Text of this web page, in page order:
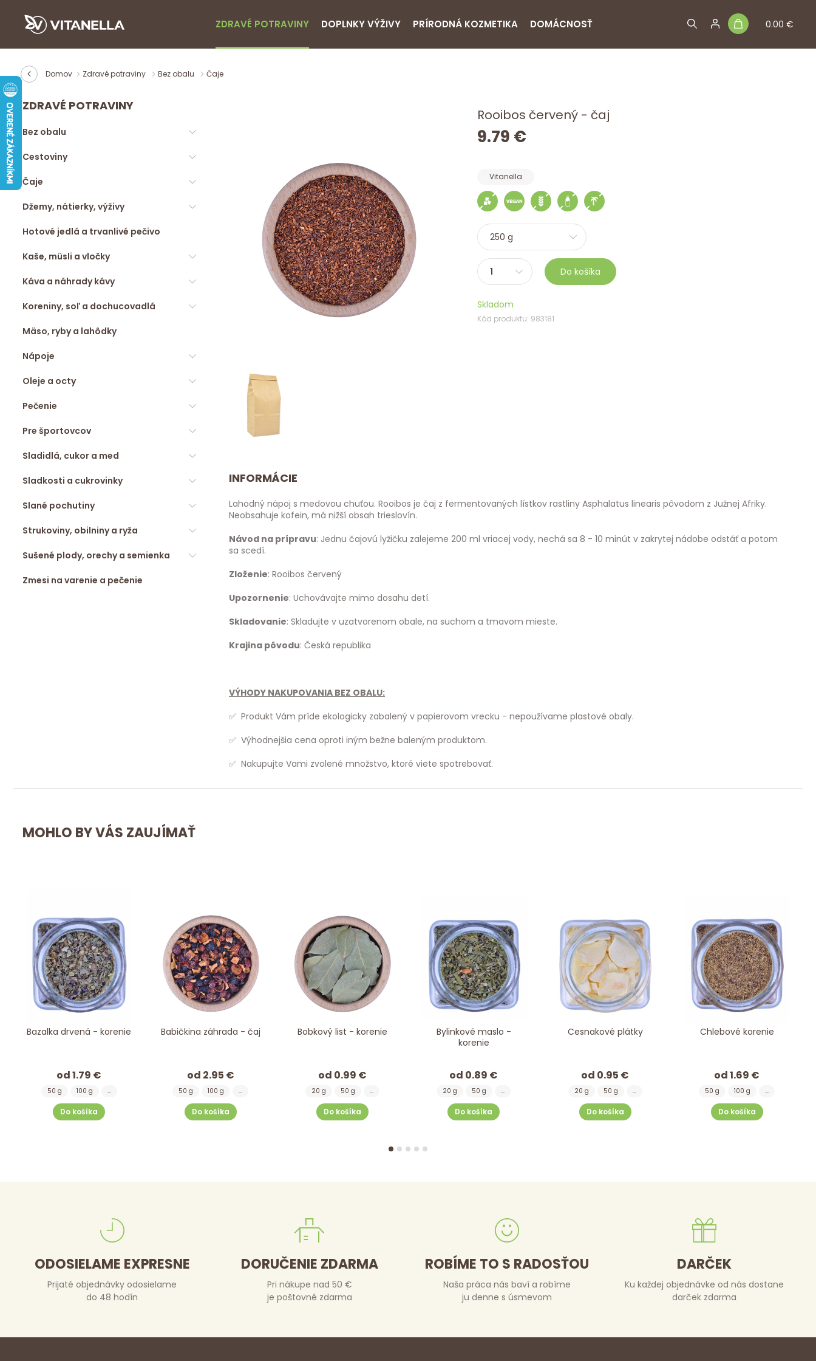
0.00 €
ZDRAVÉ POTRAVINY DOPLNKY VÝŽIVY PRÍRODNÁ KOZMETIKA DOMÁCNOSŤ
Domov Zdravé potraviny Bez obalu Čaje
ZDRAVÉ POTRAVINY
Bez obalu
Cestoviny
Čaje
Džemy, nátierky, výživy
Hotové jedlá a trvanlivé pečivo
Kaše, müsli a vločky
Káva a náhrady kávy
Koreniny, soľ a dochucovadlá
Mäso, ryby a lahôdky
Nápoje
Oleje a octy
Pečenie
Pre športovcov
Sladidlá, cukor a med
Sladkosti a cukrovinky
Slané pochutiny
Strukoviny, obilniny a ryža
Sušené plody, orechy a semienka
Zmesi na varenie a pečenie
Rooibos červený - čaj
9.79 €
Vitanella
Do košíka
Skladom
Kód produktu: 983181
INFORMÁCIE
Lahodný nápoj s medovou chuťou. Rooibos je čaj z fermentovaných lístkov rastliny Asphalatus linearis pôvodom z Južnej Afriky.
Neobsahuje kofein, má nižší obsah trieslovín.
Návod na prípravu: Jednu čajovú lyžičku zalejeme 200 ml vriacej vody, nechá sa 8 - 10 minút v zakrytej nádobe odstáť a potom
sa scedí.
Zloženie: Rooibos červený
Upozornenie: Uchovávajte mimo dosahu detí.
Skladovanie: Skladujte v uzatvorenom obale, na suchom a tmavom mieste.
Krajina pôvodu: Česká republika
VÝHODY NAKUPOVANIA BEZ OBALU:
✅ Produkt Vám príde ekologicky zabalený v papierovom vrecku - nepoužívame plastové obaly.
✅ Výhodnejšia cena oproti iným bežne baleným produktom.
✅ Nakupujte Vami zvolené množstvo, ktoré viete spotrebovať.
MOHLO BY VÁS ZAUJÍMAŤ
Bazalka drvená - korenie
od 1.79 €
50 g 100 g ...
Do košíka
Babičkina záhrada - čaj
od 2.95 €
50 g 100 g ...
Do košíka
Bobkový list - korenie
od 0.99 €
20 g 50 g ...
Do košíka
Bylinkové maslo -
korenie
od 0.89 €
20 g 50 g ...
Do košíka
Cesnakové plátky
od 0.95 €
20 g 50 g ...
Do košíka
Chlebové korenie
od 1.69 €
50 g 100 g ...
Do košíka
ODOSIELAME EXPRESNE
Prijaté objednávky odosielame
do 48 hodín
DORUČENIE ZDARMA
Pri nákupe nad 50 €
je poštovné zdarma
ROBÍME TO S RADOSŤOU
Naša práca nás baví a robíme
ju denne s úsmevom
DARČEK
Ku každej objednávke od nás dostane
darček zdarma